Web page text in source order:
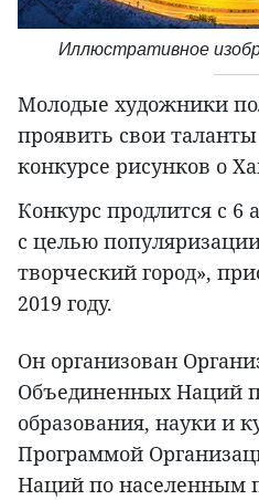
Иллюстративное
Молодые художники
проявить свои
конкурсе рисунков о
Конкурс продлится с 6
с целью
творческий город»,
2019 году.
Он организован
Объединенных Наций
образования, науки и
Программой
Наций по населенным